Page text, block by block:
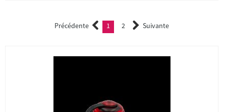
Précédente 1 (current)
2 Suivante